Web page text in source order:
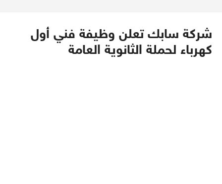
شركة سابك تعلن وظيفة فني أول
كهرباء لحملة الثانوية العامة